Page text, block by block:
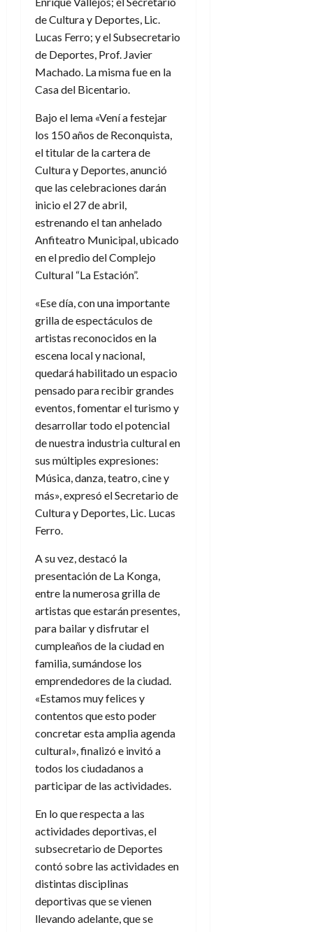
de Cultura y Deportes, Lic.
Lucas Ferro; y el Subsecretario
de Deportes, Prof. Javier
Machado. La misma fue en la
Casa del Bicentario.
Bajo el lema «Vení a festejar
los 150 años de Reconquista,
el titular de la cartera de
Cultura y Deportes, anunció
que las celebraciones darán
inicio el 27 de abril,
estrenando el tan anhelado
Anfiteatro Municipal, ubicado
en el predio del Complejo
Cultural “La Estación”.
«Ese día, con una importante
grilla de espectáculos de
artistas reconocidos en la
escena local y nacional,
quedará habilitado un espacio
pensado para recibir grandes
eventos, fomentar el turismo y
desarrollar todo el potencial
de nuestra industria cultural en
sus múltiples expresiones:
Música, danza, teatro, cine y
más», expresó el Secretario de
Cultura y Deportes, Lic. Lucas
Ferro.
A su vez, destacó la
presentación de La Konga,
entre la numerosa grilla de
artistas que estarán presentes,
para bailar y disfrutar el
cumpleaños de la ciudad en
familia, sumándose los
emprendedores de la ciudad.
«Estamos muy felices y
contentos que esto poder
concretar esta amplia agenda
cultural», finalizó e invitó a
todos los ciudadanos a
participar de las actividades.
En lo que respecta a las
actividades deportivas, el
subsecretario de Deportes
contó sobre las actividades en
distintas disciplinas
deportivas que se vienen
llevando adelante, que se